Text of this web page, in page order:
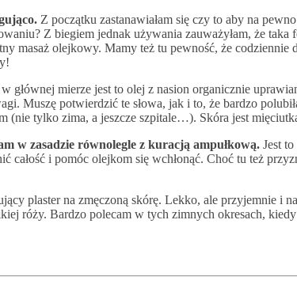
Z początku zastanawiałam się czy to aby na
Z biegiem jednak używania zauważyłam, że
masaż olejkowy. Mamy też tu pewność, że
głównej mierze jest to olej z nasion organicznie
Muszę potwierdzić te słowa, jak i to, że bardzo
(nie tylko zima, a jeszcze szpitale…). Skóra jest
w zasadzie równolegle z kuracją ampułkową. Jest
całość i pomóc olejkom się wchłonąć. Choć tu też
plaster na zmęczoną skórę. Lekko, ale przyjemnie
róży. Bardzo polecam w tych zimnych okresach,